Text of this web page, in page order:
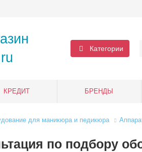
Категории
КРЕДИТ БРЕНДЫ
для маникюра и педикюра
по подбору